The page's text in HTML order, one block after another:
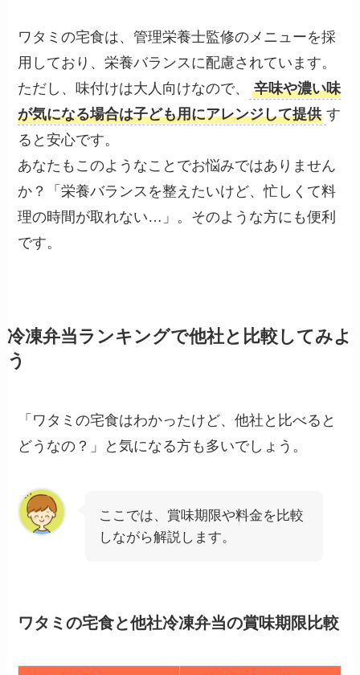
ワタミの宅食は、管理栄養士監修のメニューを採
用しており、栄養バランスに配慮されています。
ただし、味付けは大人向けなので、
辛味や濃い味
が気になる場合は子ども用にアレンジして提供 す
ると安心です。
あなたもこのようなことでお悩みではありません
か？「栄養バランスを整えたいけど、忙しくて料
理の時間が取れない…」。そのような方にも便利
です。
冷凍弁当ランキングで他社と比較してみよ
う
「ワタミの宅食はわかったけど、他社と比べると
どうなの？」と気になる方も多いでしょう。
ここでは、賞味期限や料金を比較
しながら解説します。
ワタミの宅食と他社冷凍弁当の賞味期限比較